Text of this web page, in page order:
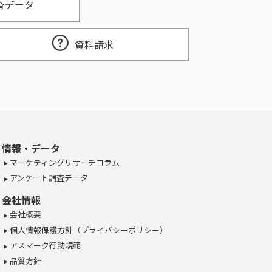
データ
資料請求
情報・データ
マーケティングリサーチコラム
アンケート調査データ
会社情報
会社概要
個人情報保護方針（プライバシーポリシー）
アスマーク行動規範
品質方針